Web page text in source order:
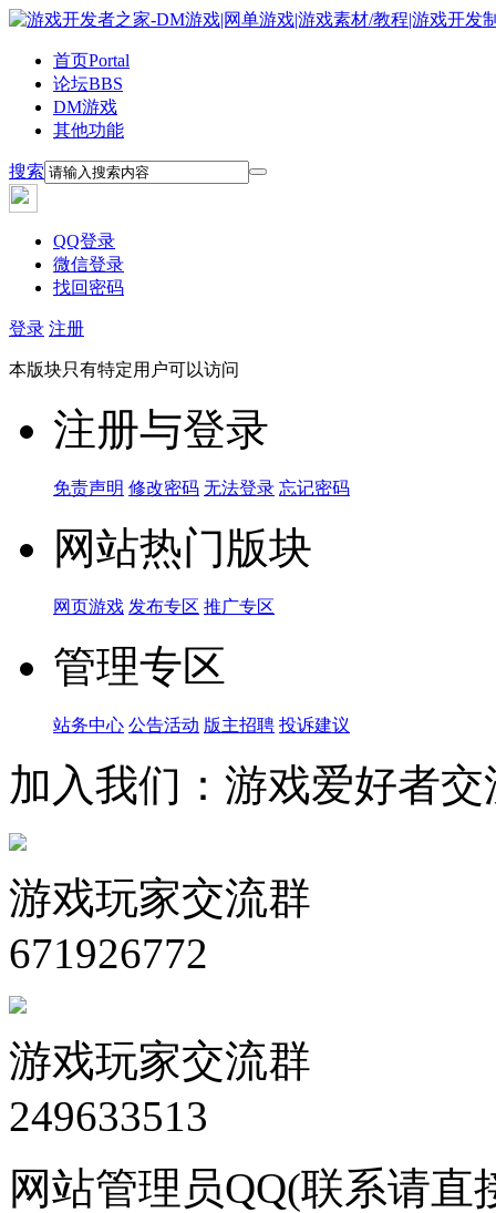
首页Portal
论坛BBS
DM游戏
其他功能
搜索
QQ登录
微信登录
找回密码
登录 注册
本版块只有特定用户可以访问
注册与登录
免责声明 修改密码 无法登录 忘记密码
网站热门版块
网页游戏 发布专区 推广专区
管理专区
站务中心 公告活动 版主招聘 投诉建议
加入我们：游戏爱好者交
游戏玩家交流群
671926772
游戏玩家交流群
249633513
网站管理员QQ(联系请直